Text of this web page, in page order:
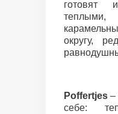
готовят
округу,
Poffertjes –
себе: